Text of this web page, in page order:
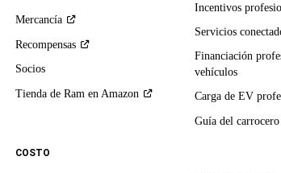
Mercancía
Recompensas
Socios
Tienda de Ram en Amazon
COSTO
Incentivos
Servicios
Financiación
vehículos
Carga de EV
Guía delcarrocero